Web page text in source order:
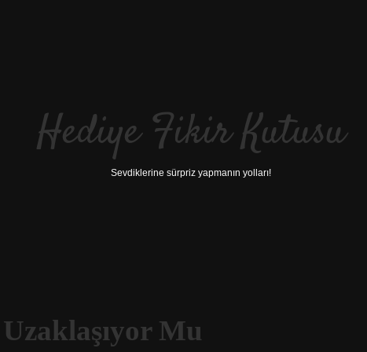
Hediye Fikir Kutusu
Sevdiklerine sürpriz yapmanın yolları!
Mu